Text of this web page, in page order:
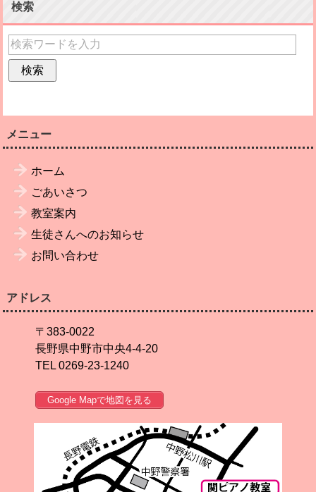
検索
メニュー
ホーム
ごあいさつ
教室案内
生徒さんへのお知らせ
お問い合わせ
アドレス
〒383-0022
長野県中野市中央4-4-20
TEL 0269-23-1240
Google Mapで地図を見る